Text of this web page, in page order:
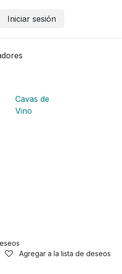
Iniciar sesión
Cavas de
Vino
Agregar a la lista de deseos